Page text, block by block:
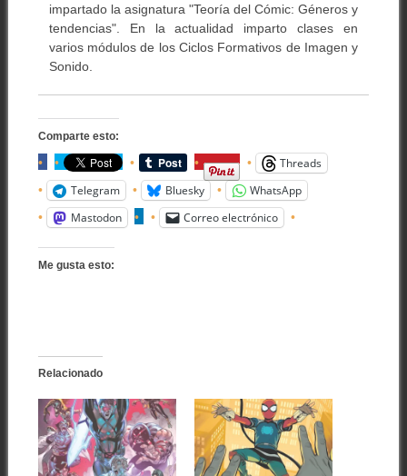
impartado la asignatura "Teoría del Cómic: Géneros y
tendencias". En la actualidad imparto clases en
varios módulos de los Ciclos Formativos de Imagen y
Sonido.
Comparte esto:
Threads
Telegram
Bluesky
WhatsApp
Mastodon
Correo electrónico
Me gusta esto:
Relacionado